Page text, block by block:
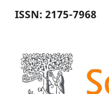
ISSN: 2175-7968